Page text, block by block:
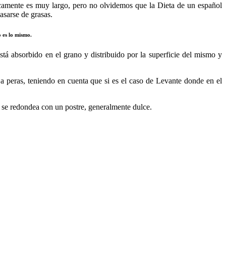
es muy largo, pero no olvidemos que la Dieta de un español
de grasas.
es lo mismo.
absorbido en el grano y distribuido por la superficie del mismo y
teniendo en cuenta que si es el caso de Levante donde en el
redondea con un postre, generalmente dulce.